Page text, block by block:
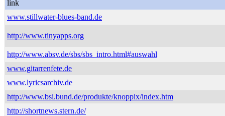
link
www.stillwater-blues-band.de
http://www.tinyapps.org
http://www.absv.de/sbs/sbs_intro.html#auswahl
www.gitarrenfete.de
www.lyricsarchiv.de
http://www.bsi.bund.de/produkte/knoppix/index.htm
http://shortnews.stern.de/